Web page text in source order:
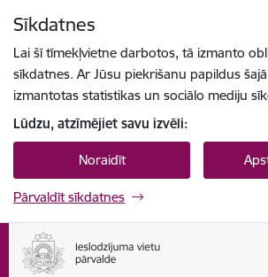
Sīkdatnes
Lai šī tīmekļvietne darbotos, tā izmanto
sīkdatnes. Ar Jūsu piekrišanu papildus
izmantotas statistikas un sociālo mediju
Lūdzu, atzīmējiet savu izvēli:
Noraidīt
Pārvaldīt sīkdatnes